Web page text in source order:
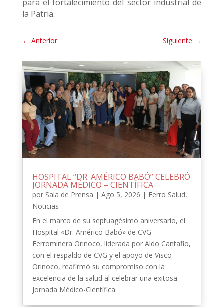
para el fortalecimiento del sector industrial de
la Patria.
← Anterior Siguiente →
HOSPITAL “DR. AMÉRICO BABÓ” CELEBRÓ
JORNADA MÉDICO – CIENTÍFICA
por Sala de Prensa | Ago 5, 2026 | Ferro Salud,
Noticias
En el marco de su septuagésimo aniversario, el
Hospital «Dr. Américo Babó» de CVG
Ferrominera Orinoco, liderada por Aldo Cantafio,
con el respaldo de CVG y el apoyo de Visco
Orinoco, reafirmó su compromiso con la
excelencia de la salud al celebrar una exitosa
Jornada Médico-Científica.